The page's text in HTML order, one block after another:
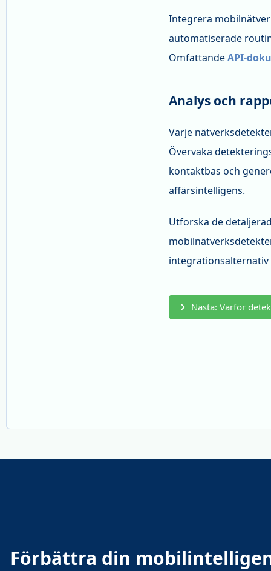
Integrera
automatiserade
OmfattandeAPI-
Analys och
Varje
Övervaka
kontaktbas och
affärsintelligens.
Utforska de
Nästa: Varför
Förbättra din